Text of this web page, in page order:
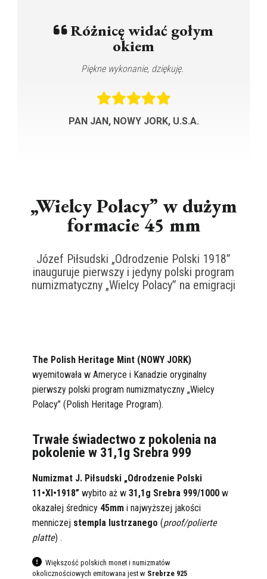
Różnicę widać gołym
okiem
Piękne wykonanie, dziękuję.
PAN JAN, NOWY JORK, U.S.A.
„Wielcy Polacy” w dużym
formacie 45 mm
Józef Piłsudski „Odrodzenie Polski 1918”
inauguruje pierwszy i jedyny polski program
numizmatyczny „Wielcy Polacy” na emigracji
The Polish Heritage Mint (NOWY JORK)
wyemitowała w Ameryce i Kanadzie oryginalny
pierwszy polski program numizmatyczny „Wielcy
Polacy” (Polish Heritage Program).
Trwałe świadectwo z pokolenia na
pokolenie w 31,1g Srebra 999
Numizmat J. Piłsudski „Odrodzenie Polski
11•XI•1918” wybito aż w 31,1g Srebra 999/1000 w
okazałej średnicy 45mm i najwyższej jakości
menniczej stempla lustrzanego (proof/polierte
platte) .
Większość polskich monet i numizmatów
okolicznościowych emitowana jest w Srebrze 925